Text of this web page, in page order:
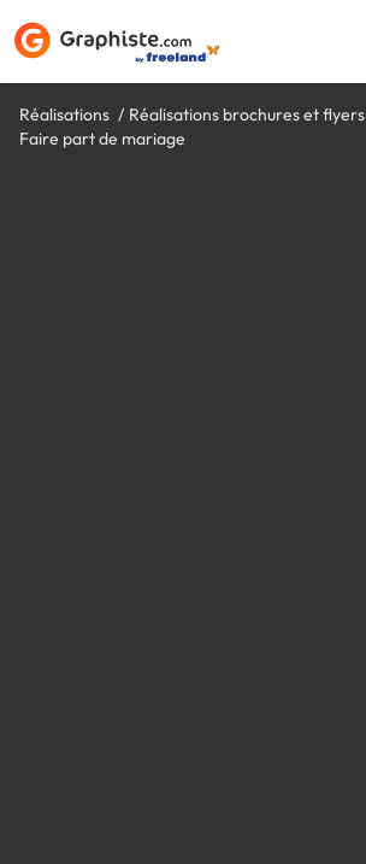
Réalisations
Réalisations brochures et flyers
Faire part de mariage